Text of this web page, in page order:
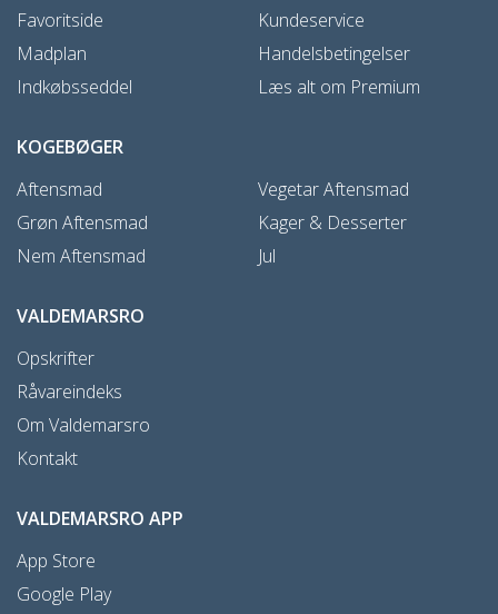
Favoritside
Madplan
Indkøbsseddel
Kundeservice
Handelsbetingelser
Læs alt om Premium
KOGEBØGER
Aftensmad
Grøn Aftensmad
Nem Aftensmad
Vegetar Aftensmad
Kager & Desserter
Jul
VALDEMARSRO
Opskrifter
Råvareindeks
Om Valdemarsro
Kontakt
VALDEMARSRO APP
App Store
Google Play